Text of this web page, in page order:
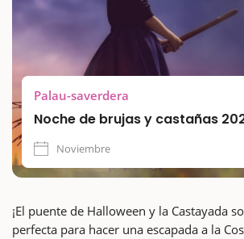
Palau-saverdera
Noche de brujas y castañas
Noviembre
¡El puente de Halloween y la Castayada
perfecta para hacer una escapada a la